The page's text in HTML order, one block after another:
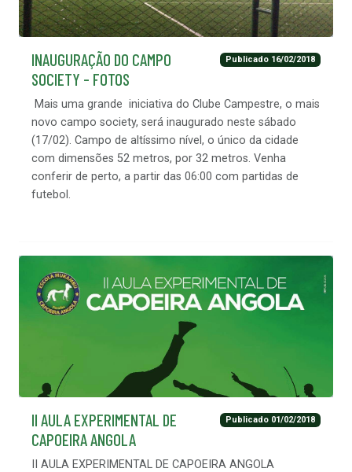
Publicado 16/02/2018
INAUGURAÇÃO DO CAMPO
SOCIETY - FOTOS
Mais uma grande iniciativa do Clube Campestre, o mais
novo campo society, será inaugurado neste sábado
(17/02). Campo de altíssimo nível, o único da cidade
com dimensões 52 metros, por 32 metros. Venha
conferir de perto, a partir das 06:00 com partidas de
futebol.
Publicado 01/02/2018
II AULA EXPERIMENTAL DE
CAPOEIRA ANGOLA
II AULA EXPERIMENTAL DE CAPOEIRA ANGOLA